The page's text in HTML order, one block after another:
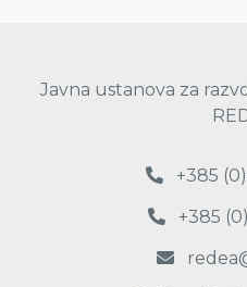
Javna ustanova za
+385
+385